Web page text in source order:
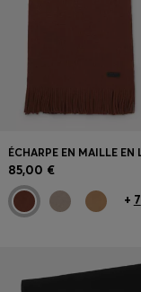
85,00 €
+ 7